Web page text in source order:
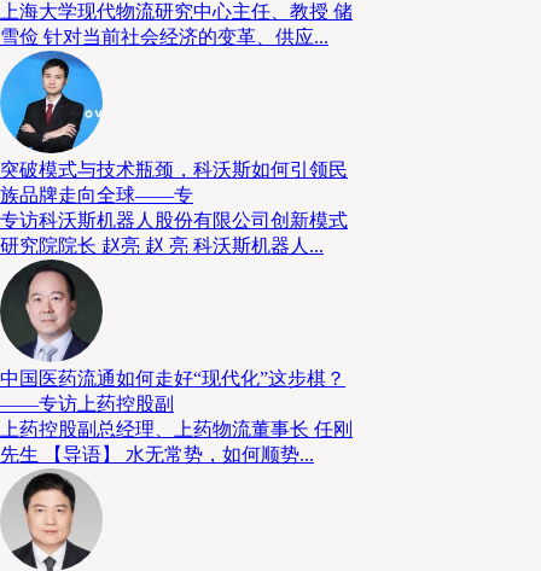
上海大学现代物流研究中心主任、教授 储
雪俭 针对当前社会经济的变革、供应...
突破模式与技术瓶颈，科沃斯如何引领民
族品牌走向全球——专
专访科沃斯机器人股份有限公司创新模式
研究院院长 赵亮 赵 亮 科沃斯机器人...
中国医药流通如何走好“现代化”这步棋？
——专访上药控股副
上药控股副总经理、上药物流董事长 任刚
先生 【导语】 水无常势，如何顺势...